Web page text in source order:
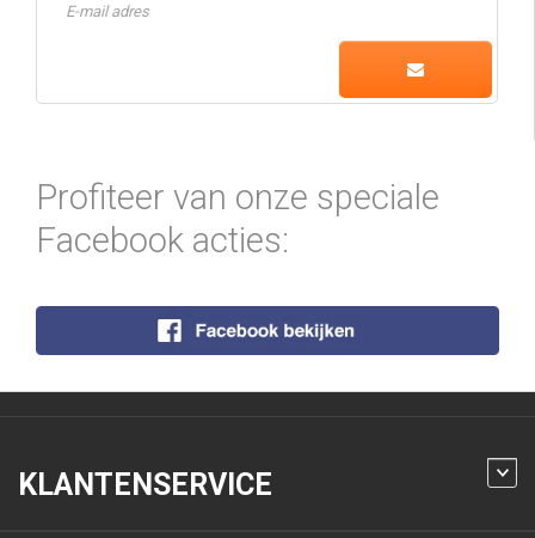
Profiteer van onze speciale
Facebook acties:
KLANTENSERVICE